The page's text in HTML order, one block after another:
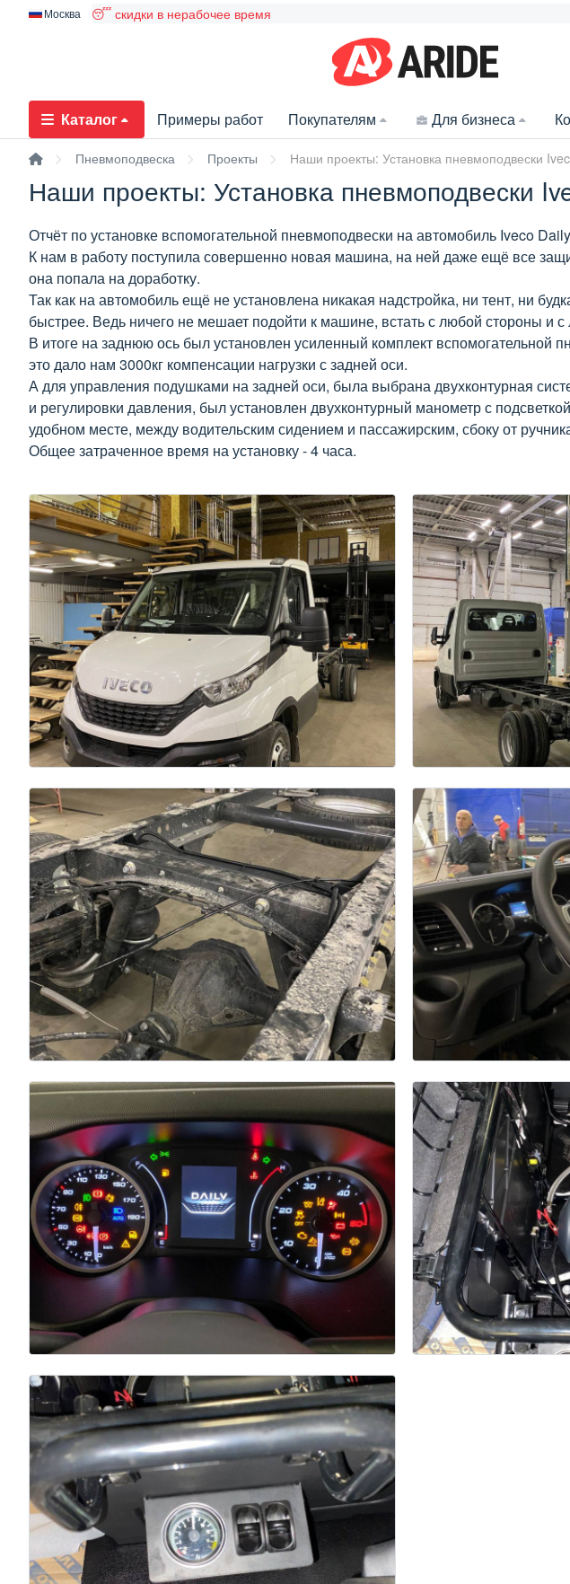
Москва 😴 скидки в нерабочее время
Каталог Примеры работ Покупателям Для бизнеса
Пневмоподвеска Проекты Наши проекты: Установка пневмоподвески
Наши проекты: Установка пневмоподвески
Отчёт по установке вспомогательной пневмоподвески на автомобиль Iveco
К нам в работу поступила совершенно новая машина, на ней даже ещё все
она попала на доработку.
Так как на автомобиль ещё не установлена никакая надстройка, ни тент, ни
быстрее. Ведь ничего не мешает подойти к машине, встать с любой стороны и
В итоге на заднюю ось был установлен усиленный комплект
это дало нам 3000кг компенсации нагрузки с задней оси.
А для управления подушками на задней оси, была выбрана двухконтурная
и регулировки давления, был установлен двухконтурный манометр с
удобном месте, между водительским сидением и пассажирским, сбоку от
Общее затраченное время на установку - 4 часа.